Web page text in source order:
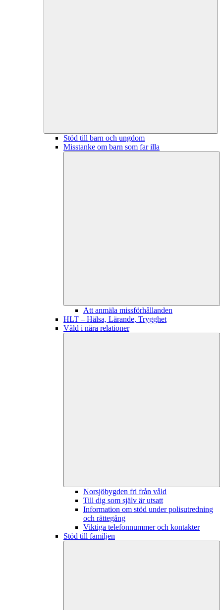
Stöd till barn och ungdom
Misstanke om barn som far illa
Att anmäla missförhållanden
HLT – Hälsa, Lärande, Trygghet
Våld i nära relationer
Norsjöbygden fri från våld
Till dig som själv är utsatt
Information om stöd under polisutredning
och rättegång
Viktiga telefonnummer och kontakter
Stöd till familjen